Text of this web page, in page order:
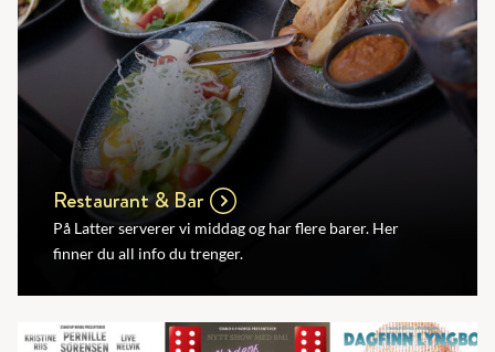
Restaurant & Bar
På Latter serverer vi middag og har flere barer. Her
finner du all info du trenger.